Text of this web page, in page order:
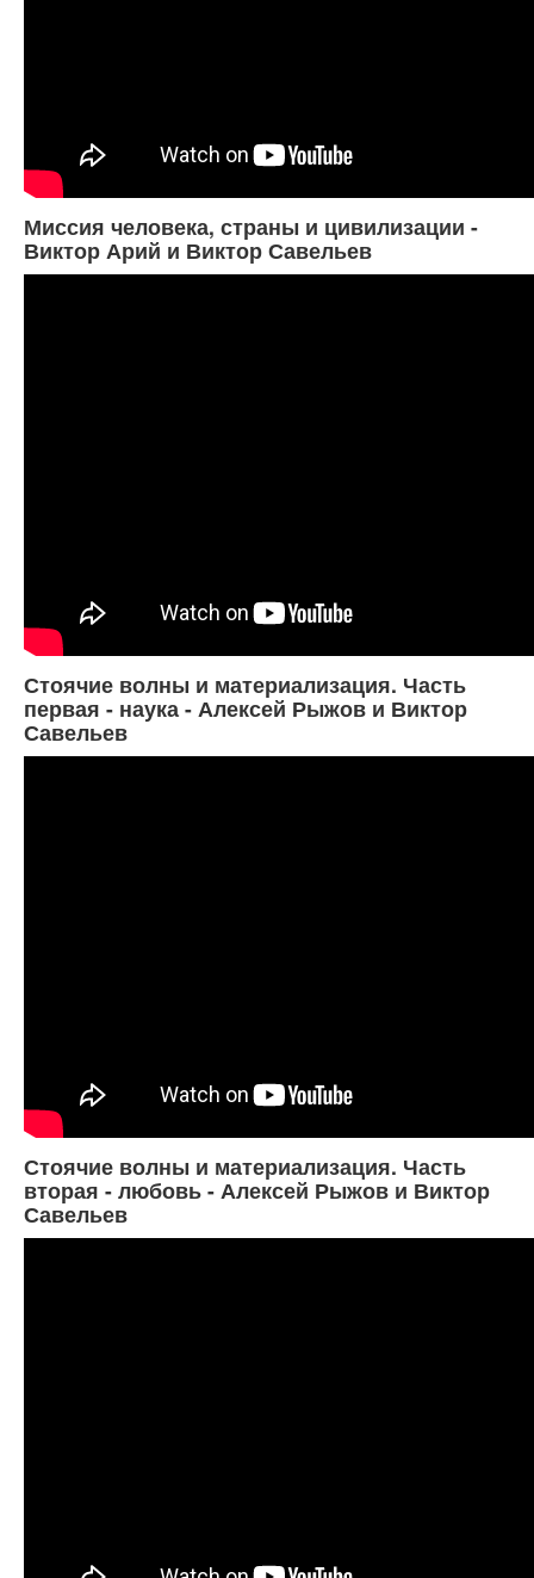
Миссия человека, страны и цивилизации -
Виктор Арий и Виктор Савельев
Стоячие волны и материализация. Часть
первая - наука - Алексей Рыжов и Виктор
Савельев
Стоячие волны и материализация. Часть
вторая - любовь - Алексей Рыжов и Виктор
Савельев